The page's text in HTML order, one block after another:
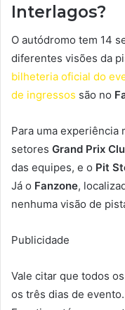
Interlagos?
O autódromo tem 14
diferentes visões da
bilheteria oficial do
de ingressos são no
Para uma experiência
setores Grand Prix
das equipes, e o Pit
Já o Fanzone,
nenhuma visão de
Publicidade
Vale citar que todos
os três dias de